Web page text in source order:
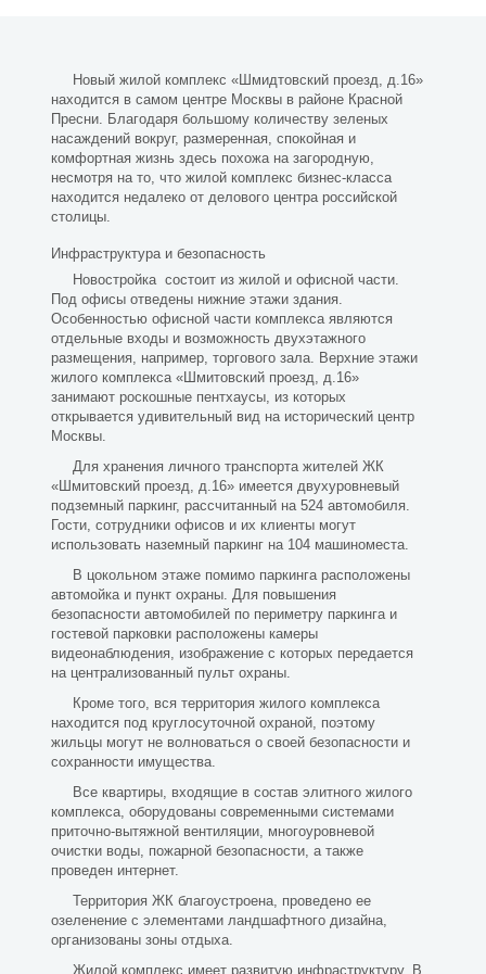
Новый жилой комплекс «Шмидтовский проезд, д.16»
находится в самом центре Москвы в районе Красной
Пресни. Благодаря большому количеству зеленых
насаждений вокруг, размеренная, спокойная и
комфортная жизнь здесь похожа на загородную,
несмотря на то, что жилой комплекс бизнес-класса
находится недалеко от делового центра российской
столицы.
Инфраструктура и безопасность
Новостройка состоит из жилой и офисной части.
Под офисы отведены нижние этажи здания.
Особенностью офисной части комплекса являются
отдельные входы и возможность двухэтажного
размещения, например, торгового зала. Верхние этажи
жилого комплекса «Шмитовский проезд, д.16»
занимают роскошные пентхаусы, из которых
открывается удивительный вид на исторический центр
Москвы.
Для хранения личного транспорта жителей ЖК
«Шмитовский проезд, д.16» имеется двухуровневый
подземный паркинг, рассчитанный на 524 автомобиля.
Гости, сотрудники офисов и их клиенты могут
использовать наземный паркинг на 104 машиноместа.
В цокольном этаже помимо паркинга расположены
автомойка и пункт охраны. Для повышения
безопасности автомобилей по периметру паркинга и
гостевой парковки расположены камеры
видеонаблюдения, изображение с которых передается
на централизованный пульт охраны.
Кроме того, вся территория жилого комплекса
находится под круглосуточной охраной, поэтому
жильцы могут не волноваться о своей безопасности и
сохранности имущества.
Все квартиры, входящие в состав элитного жилого
комплекса, оборудованы современными системами
приточно-вытяжной вентиляции, многоуровневой
очистки воды, пожарной безопасности, а также
проведен интернет.
Территория ЖК благоустроена, проведено ее
озеленение с элементами ландшафтного дизайна,
организованы зоны отдыха.
Жилой комплекс имеет развитую инфраструктуру. В